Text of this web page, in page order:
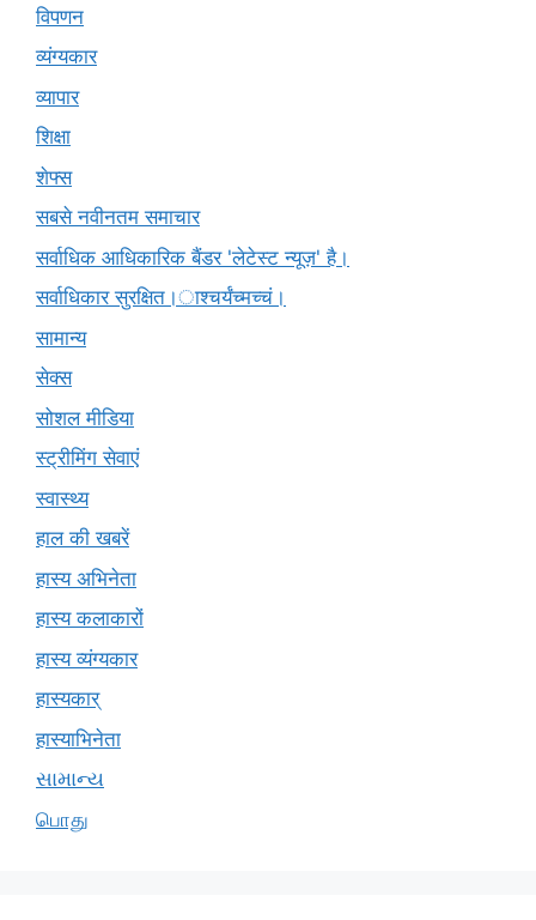
विपणन
व्यंग्यकार
व्यापार
शिक्षा
शेफ्स
सबसे नवीनतम समाचार
सर्वाधिक आधिकारिक बैंडर 'लेटेस्ट न्यूज़' है।
सर्वाधिकार सुरक्षित।ाश्चर्यंच्मच्चं।
सामान्य
सेक्स
सोशल मीडिया
स्ट्रीमिंग सेवाएं
स्वास्थ्य
हाल की खबरें
हास्य अभिनेता
हास्य कलाकारों
हास्य व्यंग्यकार
हास्यकार्
हास्याभिनेता
સામાન્ય
பொது